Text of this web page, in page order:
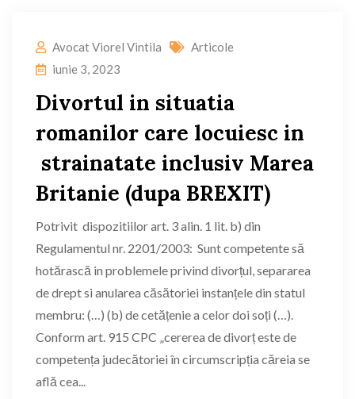
Avocat Viorel Vintila
Articole
iunie 3, 2023
Divortul in situatia
romanilor care locuiesc in
strainatate inclusiv Marea
Britanie (dupa BREXIT)
Potrivit dispozitiilor art. 3 alin. 1 lit. b) din
Regulamentul nr. 2201/2003: Sunt competente să
hotărască in problemele privind divorțul, separarea
de drept si anularea căsătoriei instanțele din statul
membru: (…) (b) de cetățenie a celor doi soți (…).
Conform art. 915 CPC „cererea de divorț este de
competența judecătoriei în circumscripția căreia se
află cea...